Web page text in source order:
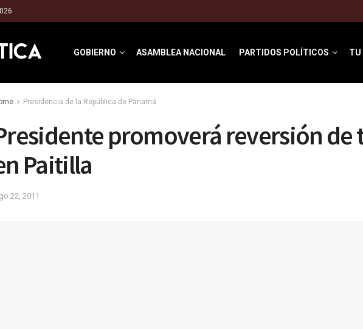
GOBIERNO ASAMBLEA NACIONAL PARTIDOS POLÍTICOS TU
Presidencia de la República de Panamá
promoverá reversión de
Paitilla
22, 2011